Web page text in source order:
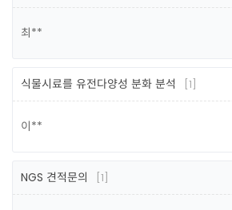
최**
식물시료를 유전다양성 분화 분석 [1]
이**
NGS 견적문의 [1]